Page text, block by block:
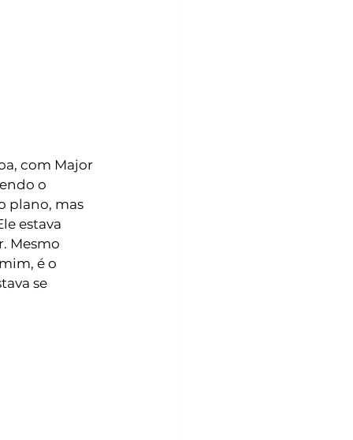
com Major
o
plano, mas
estava
Mesmo
é o
se